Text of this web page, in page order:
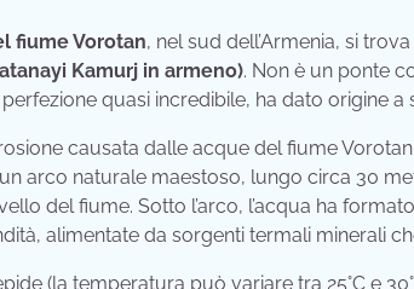
fiume Vorotan, nel sud dell’Armenia, si
Kamurj in armeno). Non è un ponte
quasi incredibile, ha dato origine a
causata dalle acque del fiume
arco naturale maestoso, lungo circa 30
del fiume. Sotto l’arco, l’acqua ha
alimentate da sorgenti termali minerali
(la temperatura può variare tra 25°C e